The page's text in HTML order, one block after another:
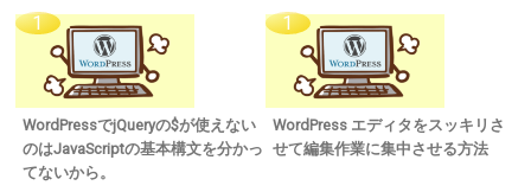
WordPressでjQueryの$が使えない
のはJavaScriptの基本構文を分かっ
てないから。
WordPress エディタをスッキリさ
せて編集作業に集中させる方法